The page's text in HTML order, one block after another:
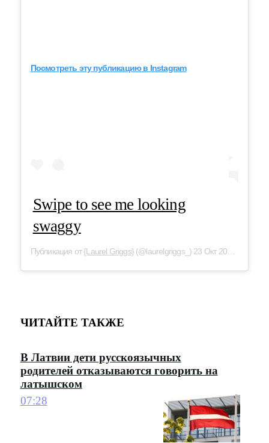
Посмотреть эту публикацию в Instagram
Swipe to see me looking
swaggy
Публикация от{Laurel Griggs}(@laurelgriggs_) 23 Окт 2019 в 3:51 PDT
ЧИТАЙТЕ ТАКЖЕ
В Латвии дети русскоязычных
родителей отказываются говорить на
латышском
07:28